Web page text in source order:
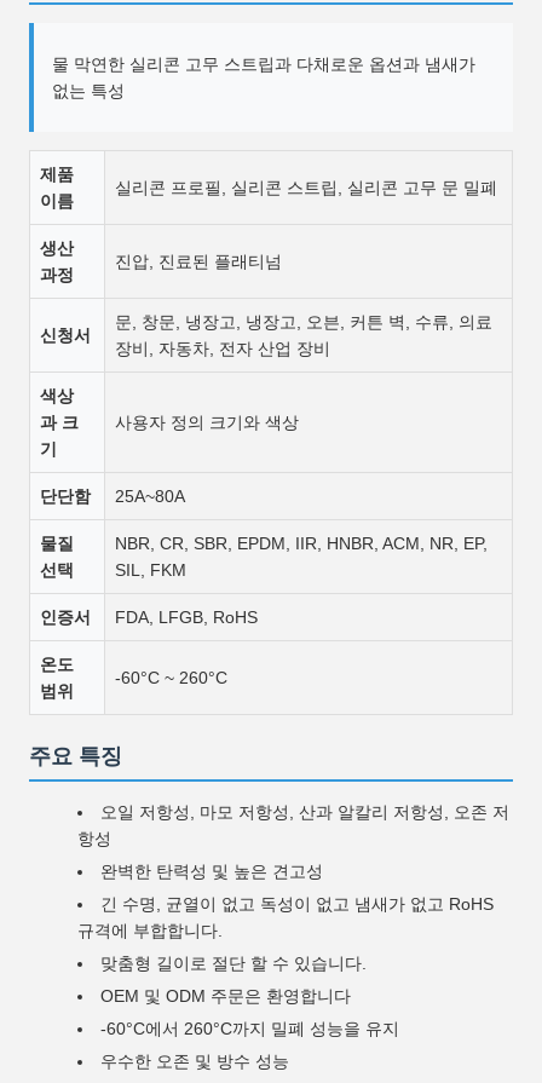
물 막연한 실리콘 고무 스트립과 다채로운 옵션과 냄새가
없는 특성
제품
이름
실리콘 프로필, 실리콘 스트립, 실리콘 고무 문 밀폐
생산
과정
진압, 진료된 플래티넘
신청서
문, 창문, 냉장고, 냉장고, 오븐, 커튼 벽, 수류, 의료
장비, 자동차, 전자 산업 장비
색상
과 크
기
사용자 정의 크기와 색상
단단함 25A~80A
물질
선택
NBR, CR, SBR, EPDM, IIR, HNBR, ACM, NR, EP,
SIL, FKM
인증서 FDA, LFGB, RoHS
온도
범위
-60°C ~ 260°C
주요 특징
오일 저항성, 마모 저항성, 산과 알칼리 저항성, 오존 저
항성
완벽한 탄력성 및 높은 견고성
긴 수명, 균열이 없고 독성이 없고 냄새가 없고 RoHS
규격에 부합합니다.
맞춤형 길이로 절단 할 수 있습니다.
OEM 및 ODM 주문은 환영합니다
-60°C에서 260°C까지 밀폐 성능을 유지
우수한 오존 및 방수 성능